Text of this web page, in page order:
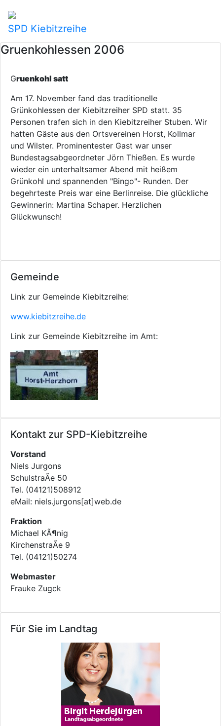
SPD Kiebitzreihe
Gemeinde
Link zur Gemeinde Kiebitzreihe:
www.kiebitzreihe.de
Link zur Gemeinde Kiebitzreihe im Amt:
Kontakt zur SPD-Kiebitzreihe
Vorstand
Niels Jurgons
SchulstraÃe 50
Tel. (04121)508912
eMail: niels.jurgons[at]web.de
Fraktion
Michael KÃ¶nig
KirchenstraÃe 9
Tel. (04121)50274
Webmaster
Frauke Zugck
Für Sie im Landtag
Gruenkohlessen 2006
Gruenkohl satt
Am 17. November fand das traditionelle
Grünkohlessen der Kiebitzreiher SPD statt. 35
Personen trafen sich in den Kiebitzreiher Stuben. Wir
hatten Gäste aus den Ortsvereinen Horst, Kollmar
und Wilster. Prominentester Gast war unser
Bundestagsabgeordneter Jörn Thießen. Es wurde
wieder ein unterhaltsamer Abend mit heißem
Grünkohl und spannenden "Bingo"- Runden. Der
begehrteste Preis war eine Berlinreise. Die glückliche
Gewinnerin: Martina Schaper. Herzlichen
Glückwunsch!